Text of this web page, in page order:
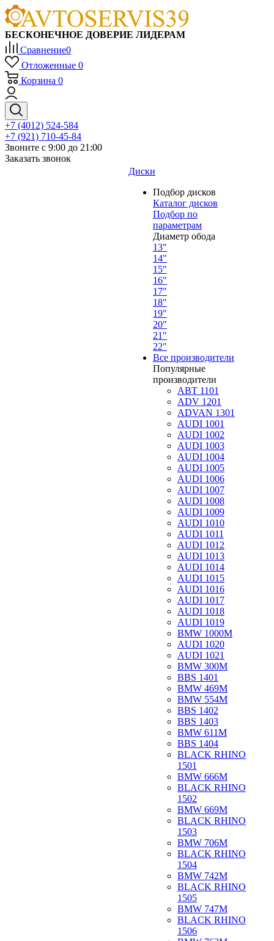
БЕСКОНЕЧНОЕ ДОВЕРИЕ ЛИДЕРАМ
Сравнение0
Отложенные 0
Корзина 0
+7 (4012) 524-584
+7 (921) 710-45-84
Звоните с 9:00 до 21:00
Заказать звонок
Диски
Подбор дисков
Каталог дисков
Подбор по
параметрам
Диаметр обода
13"
14"
15"
16"
17"
18"
19"
20"
21"
22"
Все производители
Популярные
производители
ABT 1101
ADV 1201
ADVAN 1301
AUDI 1001
AUDI 1002
AUDI 1003
AUDI 1004
AUDI 1005
AUDI 1006
AUDI 1007
AUDI 1008
AUDI 1009
AUDI 1010
AUDI 1011
AUDI 1012
AUDI 1013
AUDI 1014
AUDI 1015
AUDI 1016
AUDI 1017
AUDI 1018
AUDI 1019
BMW 1000M
AUDI 1020
AUDI 1021
BMW 300M
BBS 1401
BMW 469M
BMW 554M
BBS 1402
BBS 1403
BMW 611M
BBS 1404
BLACK RHINO
1501
BMW 666M
BLACK RHINO
1502
BMW 669M
BLACK RHINO
1503
BMW 706M
BLACK RHINO
1504
BMW 742M
BLACK RHINO
1505
BMW 747M
BLACK RHINO
1506